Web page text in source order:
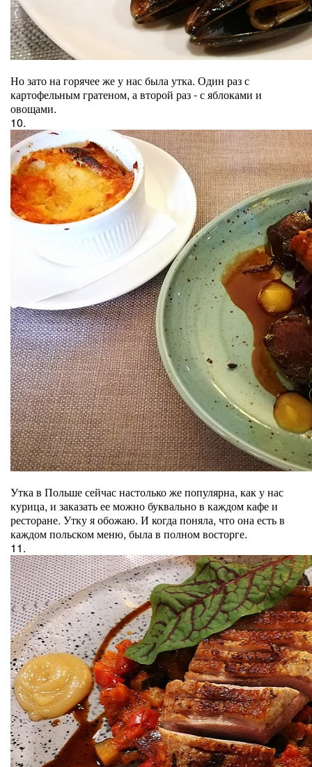
Но зато на горячее же у нас была утка. Один раз с
картофельным гратеном, а второй раз - с яблоками и
овощами.
10.
Утка в Польше сейчас настолько же популярна, как у нас
курица, и заказать ее можно буквально в каждом кафе и
ресторане. Утку я обожаю. И когда поняла, что она есть в
каждом польском меню, была в полном восторге.
11.